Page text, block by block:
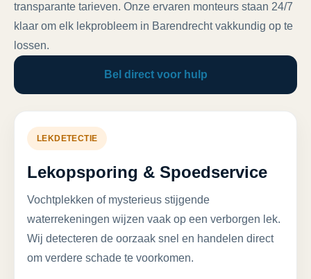
transparante tarieven. Onze ervaren monteurs staan 24/7
klaar om elk lekprobleem in Barendrecht vakkundig op te
lossen.
Bel direct voor hulp
LEKDETECTIE
Lekopsporing & Spoedservice
Vochtplekken of mysterieus stijgende
waterrekeningen wijzen vaak op een verborgen lek.
Wij detecteren de oorzaak snel en handelen direct
om verdere schade te voorkomen.